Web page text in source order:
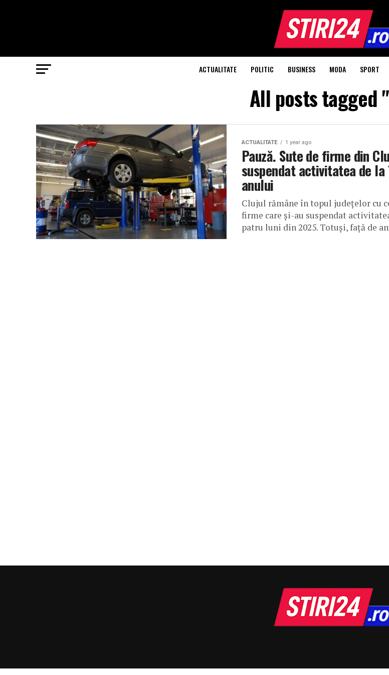
ACTUALITATE POLITIC BUSINESS MODA SPORT
All posts tagged
ACTUALITATE 1 year ago
Pauză. Sute de firme din
suspendat activitatea de
anului
Clujul rămâne în topul județelor cu
firme care și-au suspendat
patru luni din 2025. Totuși, față de